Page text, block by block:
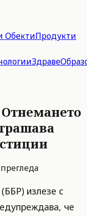
ОбектиПродукти
Здраве
прегледа
излезе с
че